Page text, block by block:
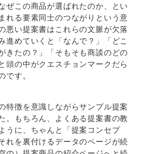
ぜこの商品が選ばれたのか、とい
れる要素同士のつながりという意
悪い提案書はこれらの文脈が欠落
進めていくと「なんで？」「どこ
きたの？」「そもそも商談のどの
頭の中がクエスチョンマークだら
です。
特徴を意識しながらサンプル提案
。もちろん、よくある提案書の教
うに、ちゃんと「提案コンセプ
れを裏付けるデータのページが続